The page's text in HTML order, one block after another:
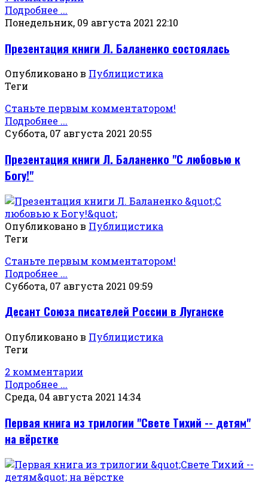
Подробнее ...
Понедельник, 09 августа 2021 22:10
Презентация книги Л. Баланенко состоялась
Опубликовано в Публицистика
Теги
Станьте первым комментатором!
Подробнее ...
Суббота, 07 августа 2021 20:55
Презентация книги Л. Баланенко "С любовью к
Богу!"
Опубликовано в Публицистика
Теги
Станьте первым комментатором!
Подробнее ...
Суббота, 07 августа 2021 09:59
Десант Союза писателей России в Луганске
Опубликовано в Публицистика
Теги
2 комментарии
Подробнее ...
Среда, 04 августа 2021 14:34
Первая книга из трилогии "Свете Тихий -- детям"
на вёрстке